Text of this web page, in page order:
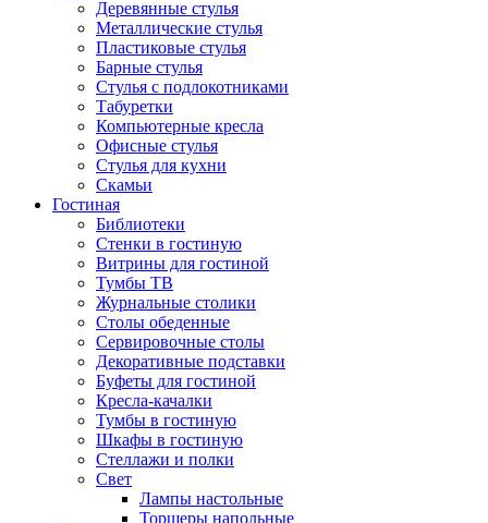
Деревянные стулья
Металлические стулья
Пластиковые стулья
Барные стулья
Стулья с подлокотниками
Табуретки
Компьютерные кресла
Офисные стулья
Стулья для кухни
Скамьи
Гостиная
Библиотеки
Стенки в гостиную
Витрины для гостиной
Тумбы ТВ
Журнальные столики
Столы обеденные
Сервировочные столы
Декоративные подставки
Буфеты для гостиной
Кресла-качалки
Тумбы в гостиную
Шкафы в гостиную
Стеллажи и полки
Свет
Лампы настольные
Торшеры напольные